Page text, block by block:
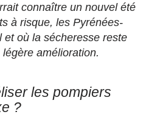
connaître un nouvel été
à risque, les Pyrénées-
et où la sécheresse reste
amélioration.
les pompiers
?